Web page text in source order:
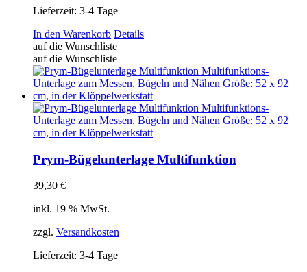
Lieferzeit: 3-4 Tage
In den Warenkorb Details
auf die Wunschliste
auf die Wunschliste
Prym-Bügelunterlage Multifunktion
39,30 €
inkl. 19 % MwSt.
zzgl. Versandkosten
Lieferzeit: 3-4 Tage